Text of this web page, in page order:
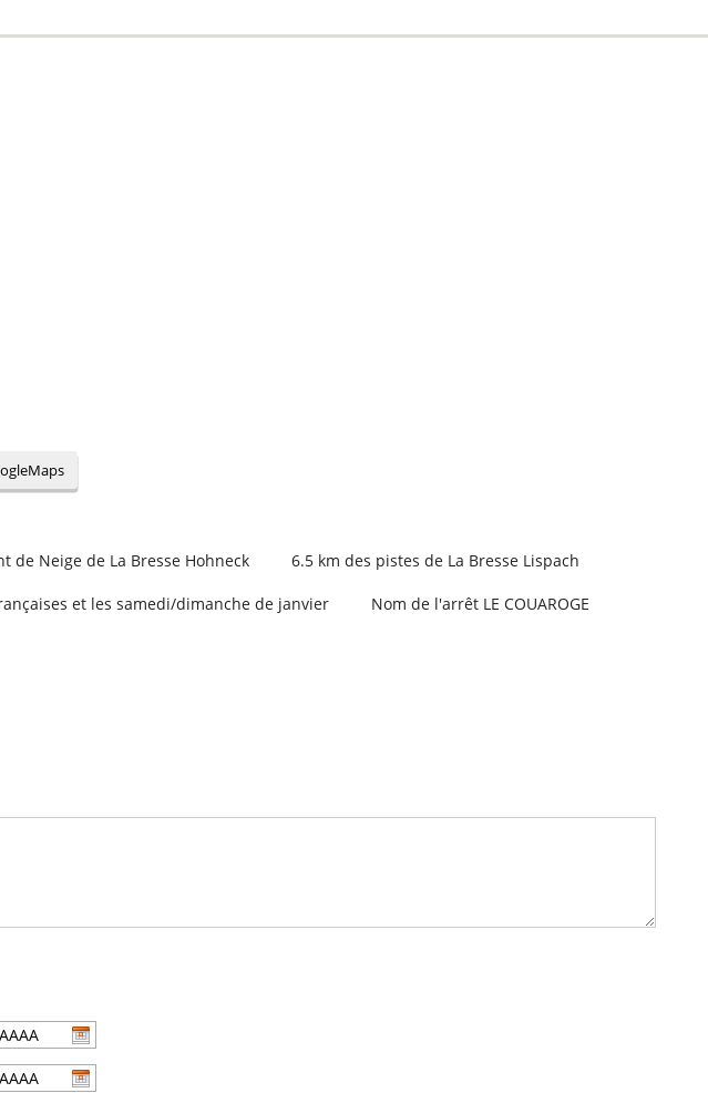
de Neige de La Bresse Hohneck 6.5 km des pistes de La Bresse Lispach
et les samedi/dimanche de janvier Nom de l'arrêt LE COUAROGE